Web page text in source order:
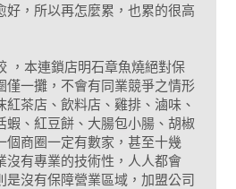
好，所以再怎麼累，也累的很高
，本連鎖店明石章魚燒絕對保
僅一攤，不會有同業競爭之情形
紅茶店、飲料店、雞排、滷味、
蝦、紅豆餅、大腸包小腸、胡椒
個商圈一定有數家，甚至十幾
沒有專業的技術性，人人都會
是沒有保障營業區域，加盟公司